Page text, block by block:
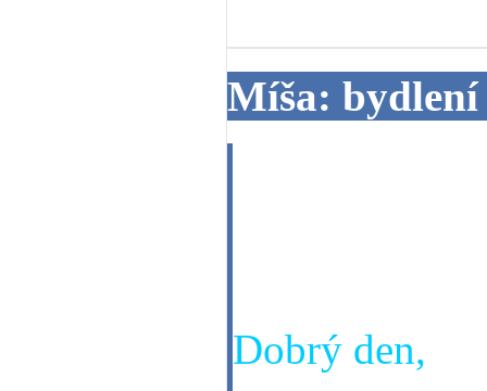
Míša: bydlení
Dobrý den,